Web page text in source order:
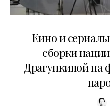
Кино и
сборки
Драгункиной на